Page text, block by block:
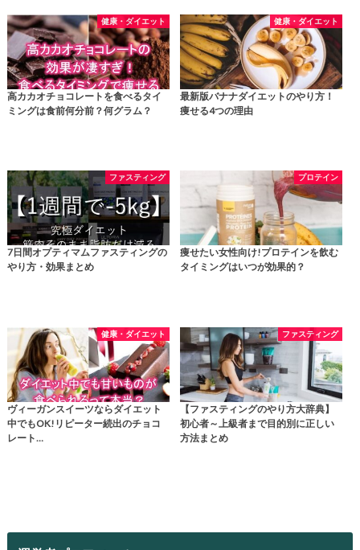
健康・ダイエット
高カカオチョコレートを食べるタイ
ミングは食前何分前？何グラム？
健康・ダイエット
最新版バナナダイエットのやり方！
痩せる4つの理由
ファスティング
7日間オプティマムファスティングの
やり方・効果まとめ
プロテイン
痩せたい女性向け!プロテインを飲む
タイミングはいつが効果的？
健康・ダイエット
ヴィーガンスイーツならダイエット
中でもOK!リピーター続出のチョコ
レート…
ファスティング
【ファスティングのやり方大辞典】
初心者～上級者まで目的別に正しい
方法まとめ